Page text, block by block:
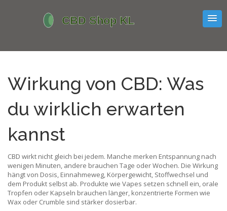
Wirkung von CBD: Was
du wirklich erwarten
kannst
CBD wirkt nicht gleich bei jedem. Manche merken Entspannung nach
wenigen Minuten, andere brauchen Tage oder Wochen. Die Wirkung
hängt von Dosis, Einnahmeweg, Körpergewicht, Stoffwechsel und
dem Produkt selbst ab. Produkte wie Vapes setzen schnell ein, orale
Tropfen oder Kapseln brauchen länger, konzentrierte Formen wie
Wax oder Crumble sind stärker dosierbar.